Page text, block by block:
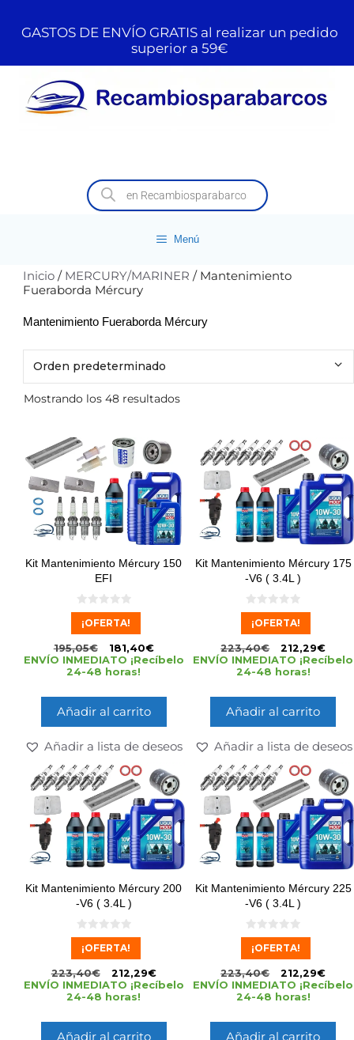
GASTOS DE ENVÍO GRATIS al realizar un pedido
superior a 59€
Menú
Inicio / MERCURY/MARINER / Mantenimiento
Fueraborda Mércury
Mantenimiento Fueraborda Mércury
Mostrando los 48 resultados
Kit Mantenimiento Mércury 150
EFI
0
e
¡OFERTA!
195,05€ 181,40€
ENVÍO INMEDIATO ¡Recíbelo
24-48 horas!
Añadir al carrito
Añadir a lista de deseos
Kit Mantenimiento Mércury 175
-V6 ( 3.4L )
0
e
¡OFERTA!
223,40€ 212,29€
ENVÍO INMEDIATO ¡Recíbelo
24-48 horas!
Añadir al carrito
Añadir a lista de deseos
Kit Mantenimiento Mércury 200
-V6 ( 3.4L )
0
e
¡OFERTA!
223,40€ 212,29€
ENVÍO INMEDIATO ¡Recíbelo
24-48 horas!
Añadir al carrito
Kit Mantenimiento Mércury 225
-V6 ( 3.4L )
0
e
¡OFERTA!
223,40€ 212,29€
ENVÍO INMEDIATO ¡Recíbelo
24-48 horas!
Añadir al carrito